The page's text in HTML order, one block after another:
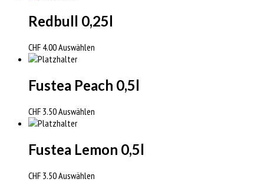
Redbull 0,25l
CHF 4.00Auswählen
Fustea Peach 0,5l
CHF 3.50Auswählen
Fustea Lemon 0,5l
CHF 3.50Auswählen